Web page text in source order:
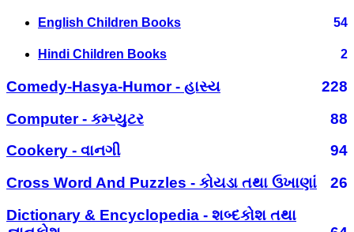
English Children Books 54
Hindi Children Books 2
Comedy-Hasya-Humor - હાસ્ય
228
Computer - કમ્પ્યુટર
88
Cookery - વાનગી
94
Cross Word And Puzzles - કોયડા તથા ઉખાણાં
26
Dictionary & Encyclopedia - શબ્દકોશ તથા